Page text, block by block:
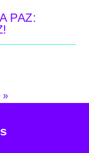
PAZ:
»